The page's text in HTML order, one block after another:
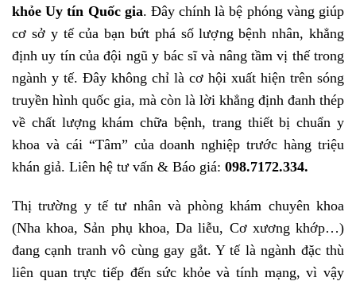
khỏe Uy tín Quốc gia. Đây chính là bệ phóng vàng giúp
cơ sở y tế của bạn bứt phá số lượng bệnh nhân, khẳng
định uy tín của đội ngũ y bác sĩ và nâng tầm vị thế trong
ngành y tế. Đây không chỉ là cơ hội xuất hiện trên sóng
truyền hình quốc gia, mà còn là lời khẳng định đanh thép
về chất lượng khám chữa bệnh, trang thiết bị chuẩn y
khoa và cái “Tâm” của doanh nghiệp trước hàng triệu
khán giả. Liên hệ tư vấn & Báo giá: 098.7172.334.
Thị trường y tế tư nhân và phòng khám chuyên khoa
(Nha khoa, Sản phụ khoa, Da liễu, Cơ xương khớp…)
đang cạnh tranh vô cùng gay gắt. Y tế là ngành đặc thù
liên quan trực tiếp đến sức khỏe và tính mạng, vì vậy